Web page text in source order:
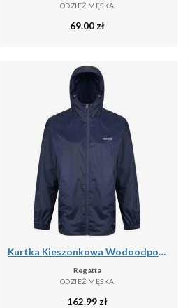
ODZIEŻ MĘSKA
69.00 zł
Kurtka Kieszonkowa Wodoodporna Męska + Worek Pack It III
Regatta
ODZIEŻ MĘSKA
162.99 zł